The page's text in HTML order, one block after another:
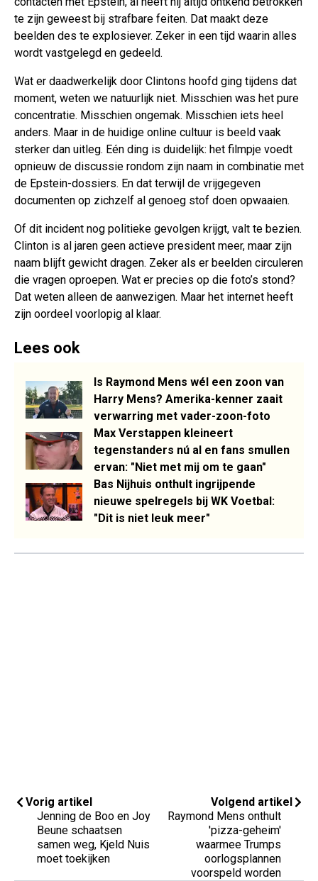
te zijn geweest bij strafbare feiten. Dat maakt deze
beelden des te explosiever. Zeker in een tijd waarin alles
wordt vastgelegd en gedeeld.
Wat er daadwerkelijk door Clintons hoofd ging tijdens dat
moment, weten we natuurlijk niet. Misschien was het pure
concentratie. Misschien ongemak. Misschien iets heel
anders. Maar in de huidige online cultuur is beeld vaak
sterker dan uitleg. Eén ding is duidelijk: het filmpje voedt
opnieuw de discussie rondom zijn naam in combinatie met
de Epstein-dossiers. En dat terwijl de vrijgegeven
documenten op zichzelf al genoeg stof doen opwaaien.
Of dit incident nog politieke gevolgen krijgt, valt te bezien.
Clinton is al jaren geen actieve president meer, maar zijn
naam blijft gewicht dragen. Zeker als er beelden circuleren
die vragen oproepen. Wat er precies op die foto’s stond?
Dat weten alleen de aanwezigen. Maar het internet heeft
zijn oordeel voorlopig al klaar.
Lees ook
Is Raymond Mens wél een zoon van
Harry Mens? Amerika-kenner zaait
verwarring met vader-zoon-foto
Max Verstappen kleineert
tegenstanders nú al en fans smullen
ervan: "Niet met mij om te gaan"
Bas Nijhuis onthult ingrijpende
nieuwe spelregels bij WK Voetbal:
"Dit is niet leuk meer"
Vorig artikel
Jenning de Boo en Joy
Beune schaatsen
samen weg, Kjeld Nuis
moet toekijken
Volgend artikel
Raymond Mens onthult
'pizza-geheim'
waarmee Trumps
oorlogsplannen
voorspeld worden